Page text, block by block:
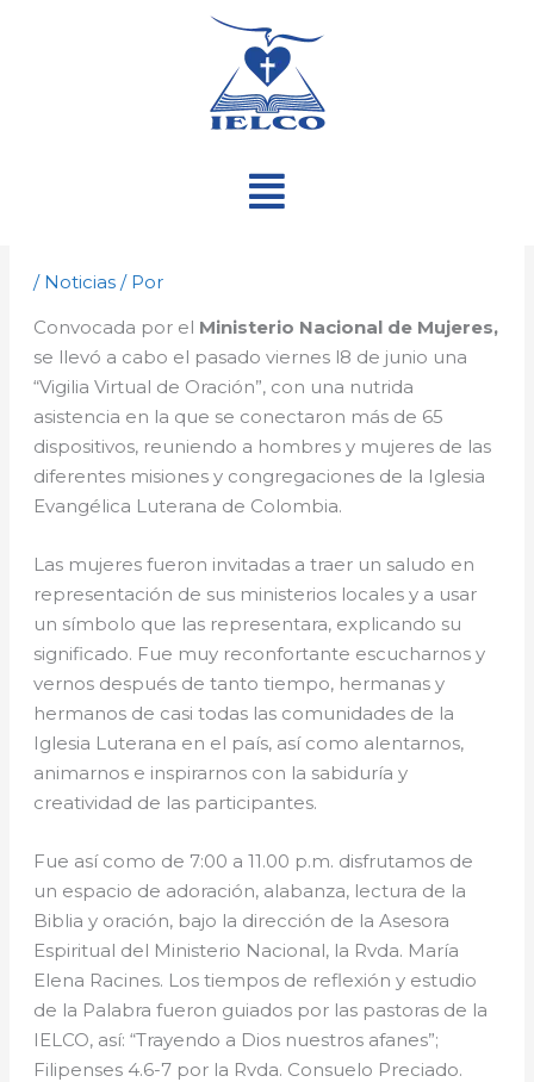
Menú
/ Noticias / Por
Convocada por el Ministerio Nacional de Mujeres,
se llevó a cabo el pasado viernes l8 de junio una
“Vigilia Virtual de Oración”, con una nutrida
asistencia en la que se conectaron más de 65
dispositivos, reuniendo a hombres y mujeres de las
diferentes misiones y congregaciones de la Iglesia
Evangélica Luterana de Colombia.
Las mujeres fueron invitadas a traer un saludo en
representación de sus ministerios locales y a usar
un símbolo que las representara, explicando su
significado. Fue muy reconfortante escucharnos y
vernos después de tanto tiempo, hermanas y
hermanos de casi todas las comunidades de la
Iglesia Luterana en el país, así como alentarnos,
animarnos e inspirarnos con la sabiduría y
creatividad de las participantes.
Fue así como de 7:00 a 11.00 p.m. disfrutamos de
un espacio de adoración, alabanza, lectura de la
Biblia y oración, bajo la dirección de la Asesora
Espiritual del Ministerio Nacional, la Rvda. María
Elena Racines. Los tiempos de reflexión y estudio
de la Palabra fueron guiados por las pastoras de la
IELCO, así: “Trayendo a Dios nuestros afanes”;
Filipenses 4.6-7 por la Rvda. Consuelo Preciado.